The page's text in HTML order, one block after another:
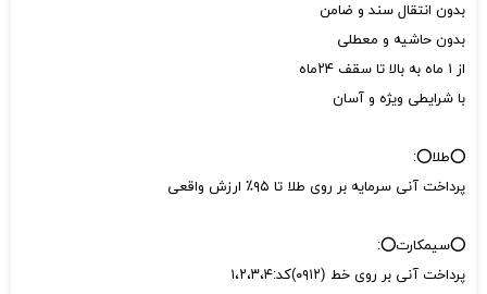
بدون انتقال سند و ضامن
بدون حاشیه و معطلی
از ۱ ماه به بالا تا سقف ۲۴ماه
با شرایطی ویژه و آسان
⭕طلا⭕:
پرداخت آنی سرمایه بر روی طلا تا ۹۵٪ ارزش واقعی
⭕سیمکارت⭕:
پرداخت آنی بر روی خط (۰۹۱۲)کد:۱،۲،۳،۴